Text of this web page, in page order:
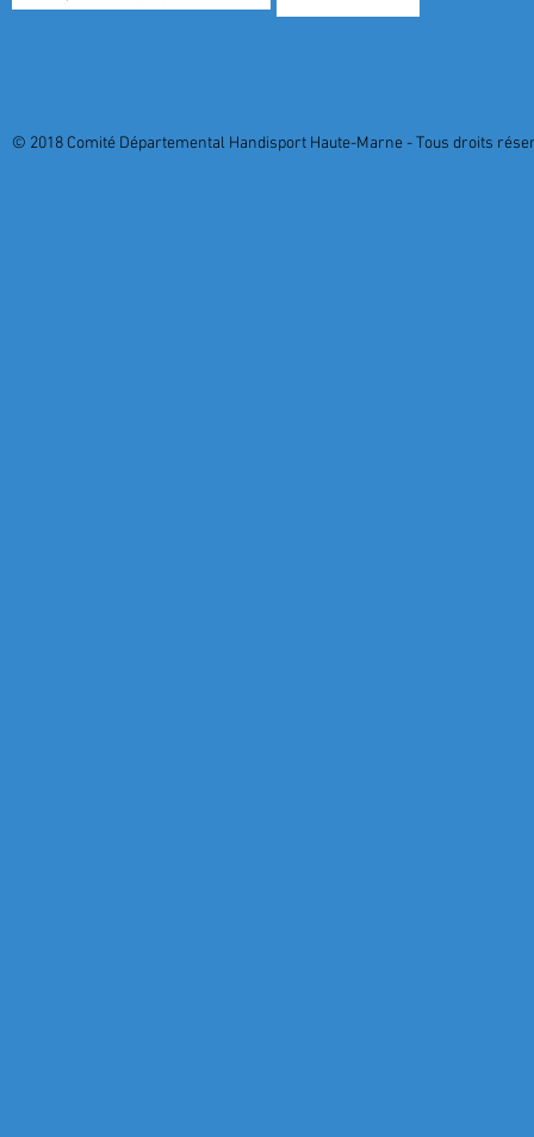
© 2018 Comité Départemental Handisport Haute-Marne - Tous droits